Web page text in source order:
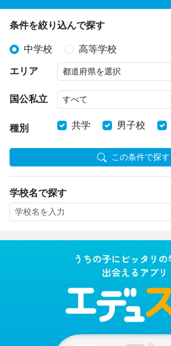
条件を絞り込んで探す
中学校 高等学校
エリア
国公私立
種別 共学 男子校
この条件で探す
学校名で探す